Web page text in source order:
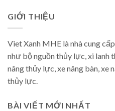
GIỚI THIỆU
Viet Xanh MHE là nhà cung
như bộ nguồn thủy lực, xi lanh
nâng thủy lực, xe nâng bàn, xe
thủy lực.
BÀI VIẾT MỚI NHẤT